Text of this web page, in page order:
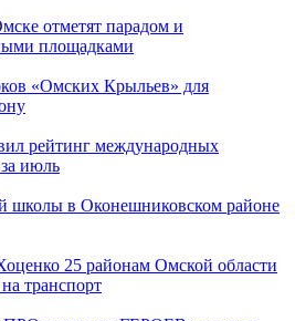
отметят парадом и
площадками
«Омских Крыльев» для
рейтинг международных
июль
школы в Оконешниковском районе
25 районам Омской области
транспорт